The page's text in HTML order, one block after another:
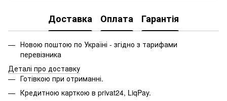
Доставка Оплата Гарантія
Новою поштою по Україні - згідно з тарифами
перевізника
Деталі про доставку
Готівкою при отриманні.
Кредитною карткою в privat24, LiqPay.